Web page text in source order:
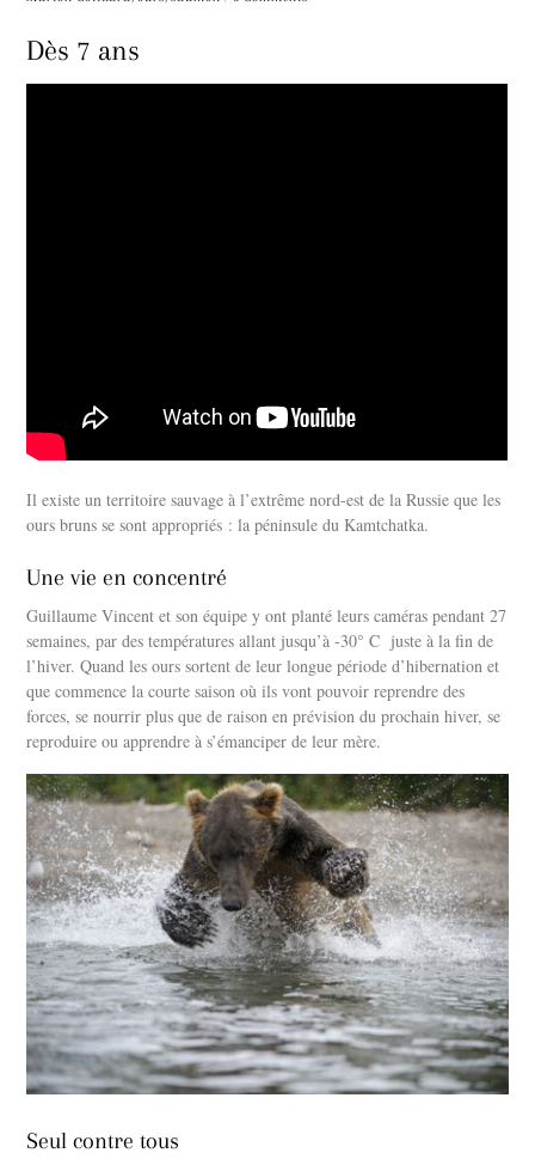
Dès 7 ans
Il existe un territoire sauvage à l’extrême nord-est de la Russie que les
ours bruns se sont appropriés : la péninsule du Kamtchatka.
Une vie en concentré
Guillaume Vincent et son équipe y ont planté leurs caméras pendant 27
semaines, par des températures allant jusqu’à -30° C juste à la fin de
l’hiver. Quand les ours sortent de leur longue période d’hibernation et
que commence la courte saison où ils vont pouvoir reprendre des
forces, se nourrir plus que de raison en prévision du prochain hiver, se
reproduire ou apprendre à s’émanciper de leur mère.
Seul contre tous